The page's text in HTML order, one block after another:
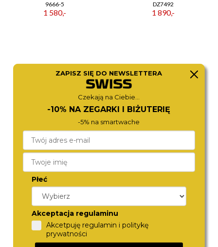
9666-5
1 580,-
DZ7492
1 890,-
ZEPPELIN
8662-5
1 580,-
8056-5
ZAPISZ SIĘ DO NEWSLETTERA
Czekają na Ciebie...
-10% NA ZEGARKI I BIŻUTERIĘ
-5% na smartwache
Płeć
Akceptacja regulaminu
Akcetpuję regulamin i politykę
prywatności